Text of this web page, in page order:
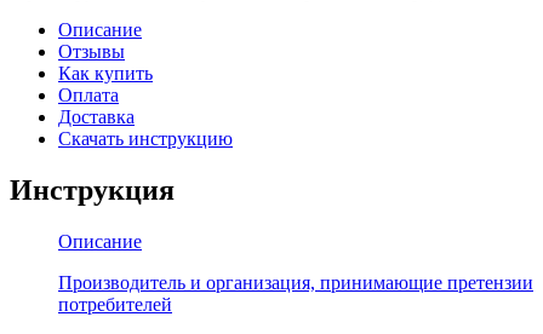
Описание
Отзывы
Как купить
Оплата
Доставка
Скачать инструкцию
Инструкция
Описание
Производитель и организация, принимающие претензии
потребителей